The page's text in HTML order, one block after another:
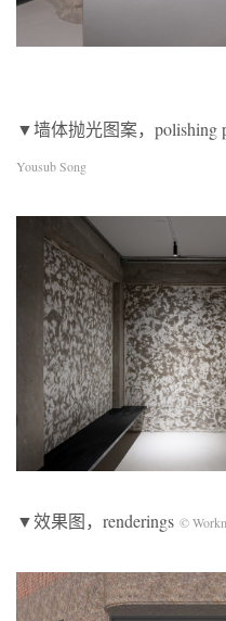
▼墙体抛光图案，polishing
Yousub Song
▼效果图，renderings ©